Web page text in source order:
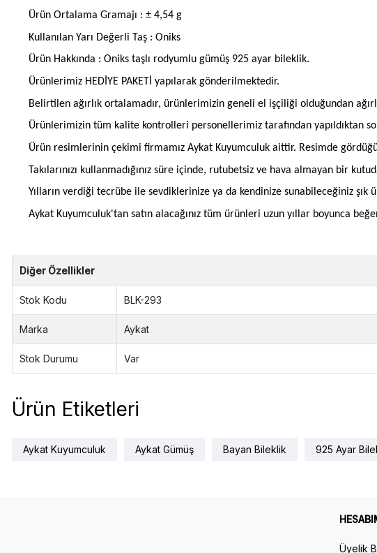
Ürün Ortalama Gramajı : ± 4,54 g
Kullanılan Yarı Değerli Taş : Oniks
Ürün Hakkında : Oniks taşlı rodyumlu gümüş 925 ayar bileklik.
Ürünlerimiz HEDİYE PAKETİ yapılarak gönderilmektedir.
Belirtilen ağırlık ortalamadır, ürünlerimizin geneli el işçiliği olduğundan
Ürünlerimizin tüm kalite kontrolleri personellerimiz tarafından yapıldıktan
Ürün resimlerinin çekimi firmamız Aykat Kuyumculuk aittir. Resimde
Takılarınızı kullanmadığınız süre içinde, rutubetsiz ve hava almayan bir
Yılların verdiği tecrübe ile sevdiklerinize ya da kendinize sunabileceğiniz
Aykat Kuyumculuk'tan satın alacağınız tüm ürünleri uzun yıllar boyunca
Diğer Özellikler
Stok Kodu BLK-293
Marka Aykat
Stok Durumu Var
Ürün Etiketleri
Aykat Kuyumculuk Aykat Gümüş Bayan Bileklik 925 Ayar
Üyelik